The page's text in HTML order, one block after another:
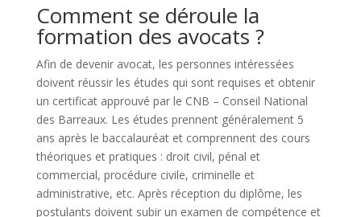
Comment se déroule la
formation des avocats ?
Afin de devenir avocat, les personnes intéressées
doivent réussir les études qui sont requises et obtenir
un certificat approuvé par le CNB – Conseil National
des Barreaux. Les études prennent généralement 5
ans après le baccalauréat et comprennent des cours
théoriques et pratiques : droit civil, pénal et
commercial, procédure civile, criminelle et
administrative, etc. Après réception du diplôme, les
postulants doivent subir un examen de compétence et